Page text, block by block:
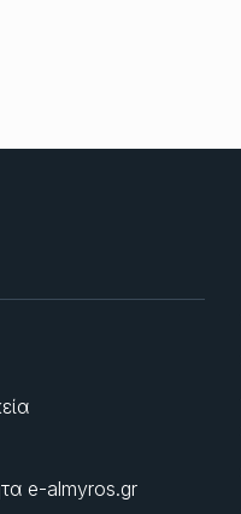
e-almyros.gr